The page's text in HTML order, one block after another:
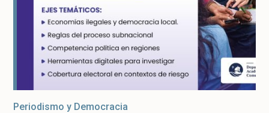
Periodismo y Democracia